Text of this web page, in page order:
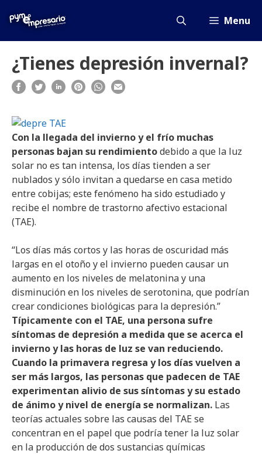
Menu
¿Tienes depresión invernal?
Con la llegada del invierno y el frío muchas
personas bajan su rendimientodebido a que la luz
solar no es tan intensa, los días tienden a ser
nublados y sólo invitan a quedarse en casa metido
entre cobijas; este fenómeno ha sido estudiado y
recibe el nombre de trastorno afectivo estacional
(TAE).
“Los días más cortos y las horas de oscuridad más
largas en el otoño y el invierno pueden causar un
aumento en los niveles de melatonina y una
disminución en los niveles de serotonina, que podrían
crear condiciones biológicas para la depresión.”
Típicamente con el TAE, una persona sufre
síntomas de depresión a medida que se acerca el
invierno y las horas de luz se van reduciendo.
Cuando la primavera regresa y los días vuelven a
ser más largos, las personas que padecen de TAE
experimentan alivio de sus síntomas y su estado
de ánimo y nivel de energía se normalizan. Las
teorías actuales sobre las causas del TAE se
concentran en el papel que podría tener la luz solar
en la producción de dos sustancias químicas